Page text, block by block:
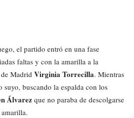
el partido entró en una fase
faltas y con la amarilla a la
Madrid Virginia Torrecilla. Mientras
suyo, buscando la espalda con los
Álvarez que no paraba de descolgarse
amarilla.